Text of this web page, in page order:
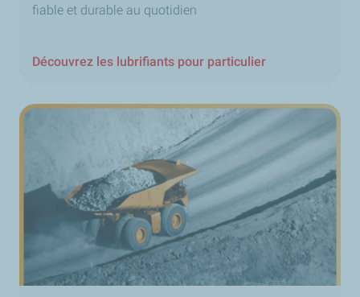
fiable et durable au quotidien
Découvrez les lubrifiants pour particulier